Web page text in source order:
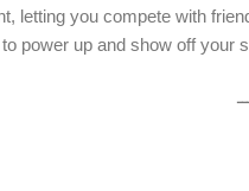
letting you compete with
power up and show off your